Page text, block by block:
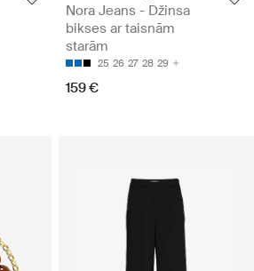
Nora Jeans - Džinsa
bikses ar taisnām
starām
25 26 27 28 29
159 €